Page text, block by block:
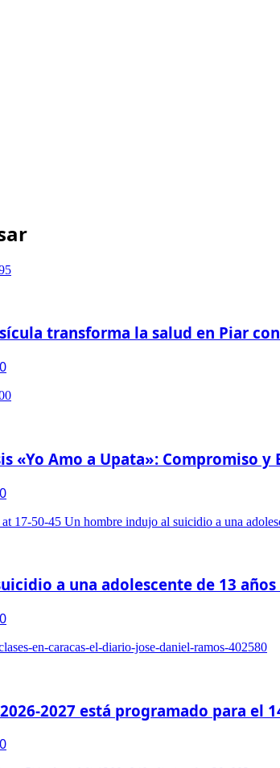
transforma la salud en Piar
0
«Yo Amo a Upata»: Compromiso
0
a una adolescente de 13
0
2027 está programado para el
0